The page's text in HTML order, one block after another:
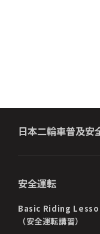
日本二輪車普及安
安全運転
Basic Riding
（安全運転講習）